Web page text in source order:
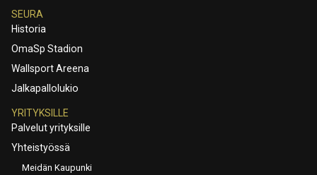
SEURA
Historia
OmaSp Stadion
Wallsport Areena
Jalkapallolukio
YRITYKSILLE
Palvelut yrityksille
Yhteistyössä
Meidän Kaupunki